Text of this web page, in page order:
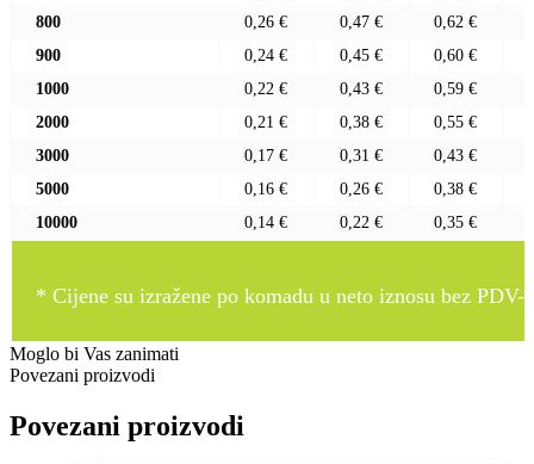
800
0,26 € 0,47 € 0,62 €
900
0,24 € 0,45 € 0,60 €
1000
0,22 € 0,43 € 0,59 €
2000
0,21 € 0,38 € 0,55 €
3000
0,17 € 0,31 € 0,43 €
5000
0,16 € 0,26 € 0,38 €
10000
0,14 € 0,22 € 0,35 €
* Cijene su izražene po komadu u neto iznosu bez PDV-
Moglo bi Vas zanimati
Povezani proizvodi
Povezani proizvodi